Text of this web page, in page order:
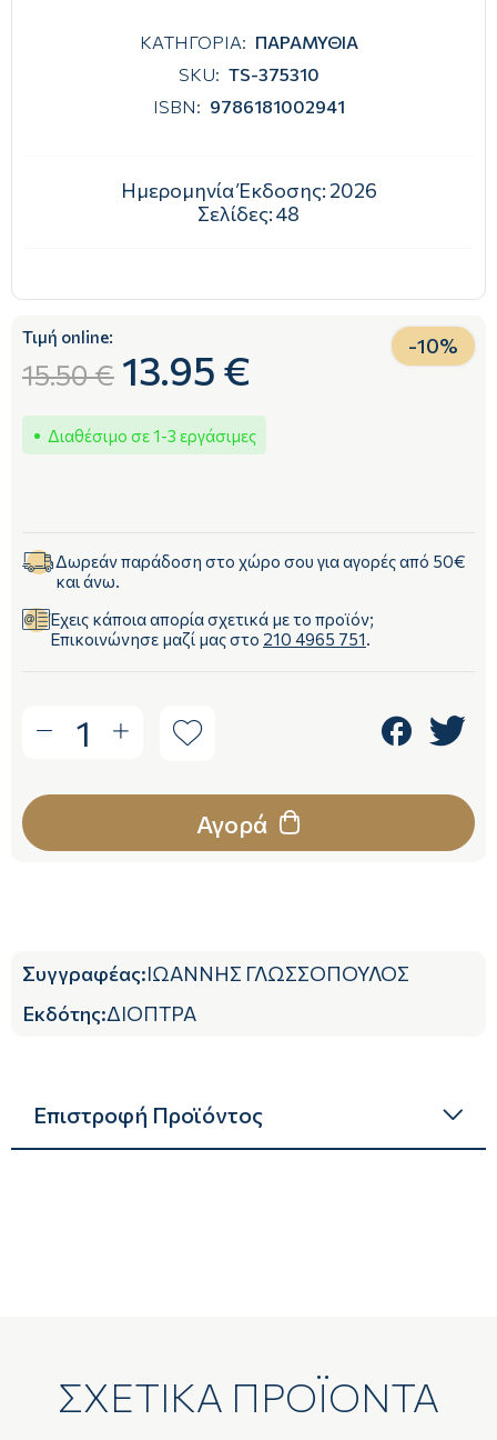
ΚΑΤΗΓΟΡΙΑ: ΠΑΡΑΜΥΘΙΑ
SKU: TS-375310
ISBN: 9786181002941
Ημερομηνία Έκδοσης: 2026
Σελίδες:48
Τιμή online:
15.50 € 13.95 € -10%
Διαθέσιμο σε 1-3 εργάσιμες
Δωρεάν παράδοση στο χώρο σου για αγορές από 50€
και άνω.
Έχεις κάποια απορία σχετικά με το προϊόν;
Επικοινώνησε μαζί μας στο 210 4965 751
1
Αγορά
Συγγραφέας:ΙΩΑΝΝΗΣ ΓΛΩΣΣΟΠΟΥΛΟΣ
Εκδότης:ΔΙΟΠΤΡΑ
Επιστροφή Προϊόντος
ΣΧΕΤΙΚΑ ΠΡΟΪΟΝΤΑ